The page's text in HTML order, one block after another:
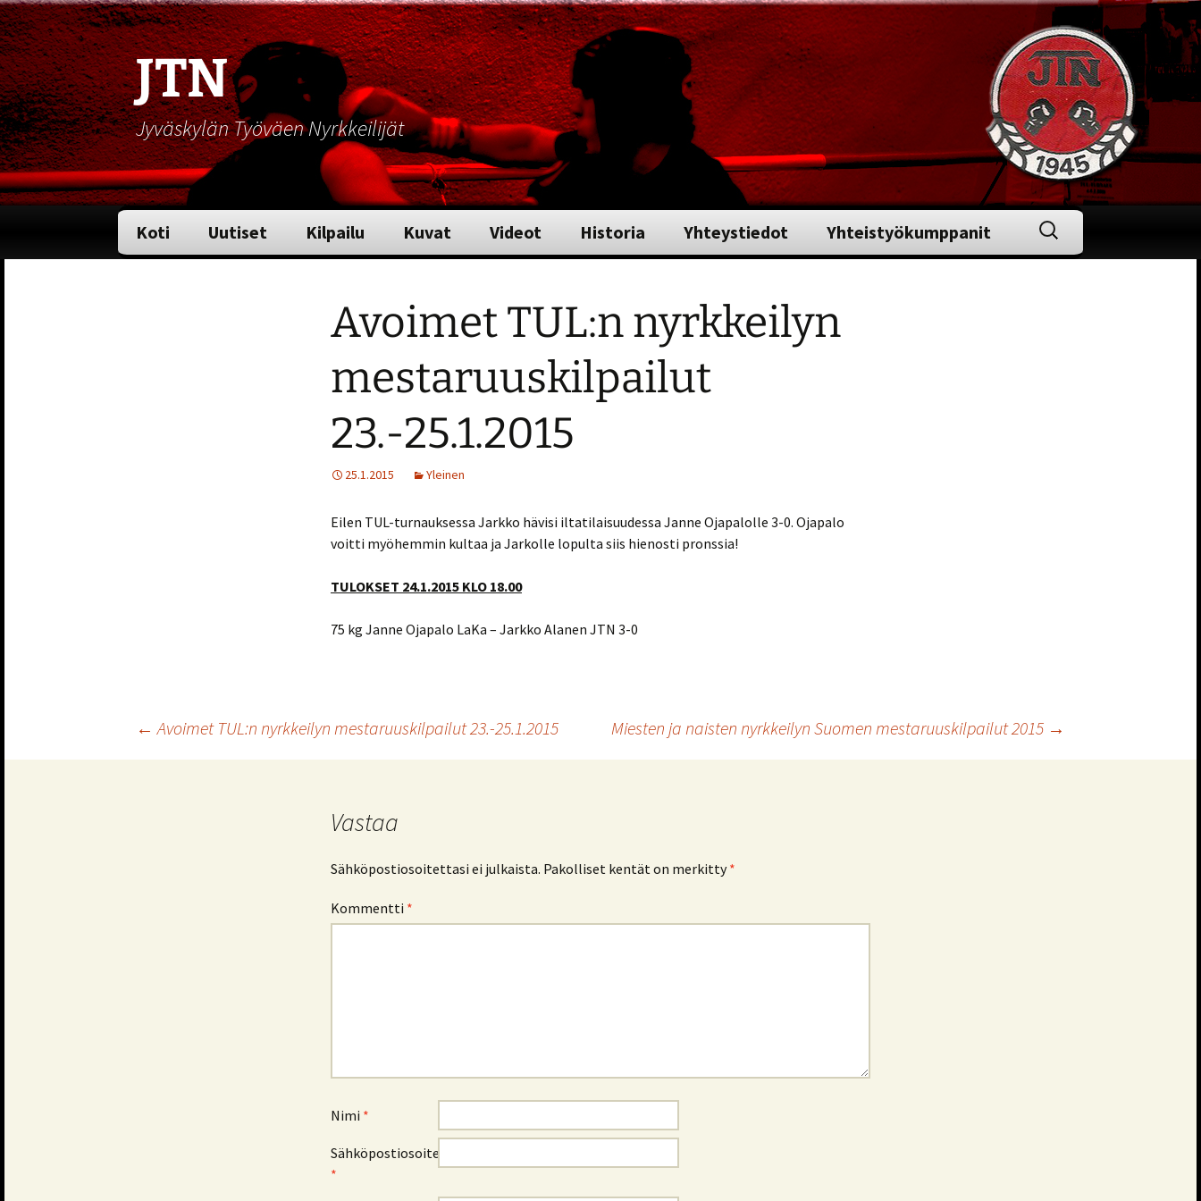
JTN
Jyväskylän Työväen Nyrkkeilijät
Siirry
sisältöön
Koti Uutiset Kilpailu Kuvat Videot Historia Yhteystiedot Yhteistyökumppanit Haku:
Avoimet TUL:n nyrkkeilyn
mestaruuskilpailut
23.-25.1.2015
25.1.2015 Yleinen
Eilen TUL-turnauksessa Jarkko hävisi iltatilaisuudessa Janne Ojapalolle 3-0. Ojapalo
voitti myöhemmin kultaa ja Jarkolle lopulta siis hienosti pronssia!
TULOKSET 24.1.2015 KLO 18.00
75 kg Janne Ojapalo LaKa – Jarkko Alanen JTN 3-0
Artikkelien
← Avoimet TUL:n nyrkkeilyn mestaruuskilpailut 23.-25.1.2015 Miesten ja naisten nyrkkeilyn Suomen mestaruuskilpailut 2015 →
Vastaa
Sähköpostiosoitettasi ei julkaista. Pakolliset kentät on merkitty*
Kommentti *
Nimi *
Sähköpostiosoite
*